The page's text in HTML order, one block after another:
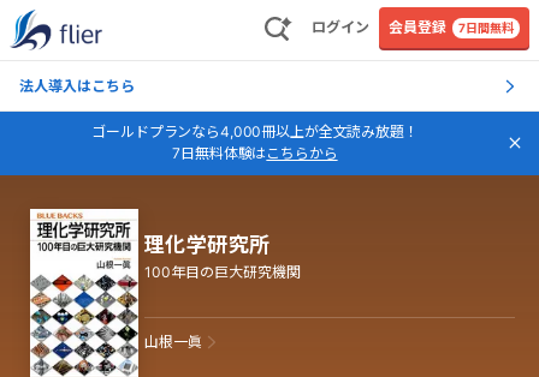
ログイン 会員登録 7日間無料
法人導入はこちら
ゴールドプランなら4,000冊以上が全文読み放題！
7日無料体験はこちらから
理化学研究所
100年目の巨大研究機関
山根一眞